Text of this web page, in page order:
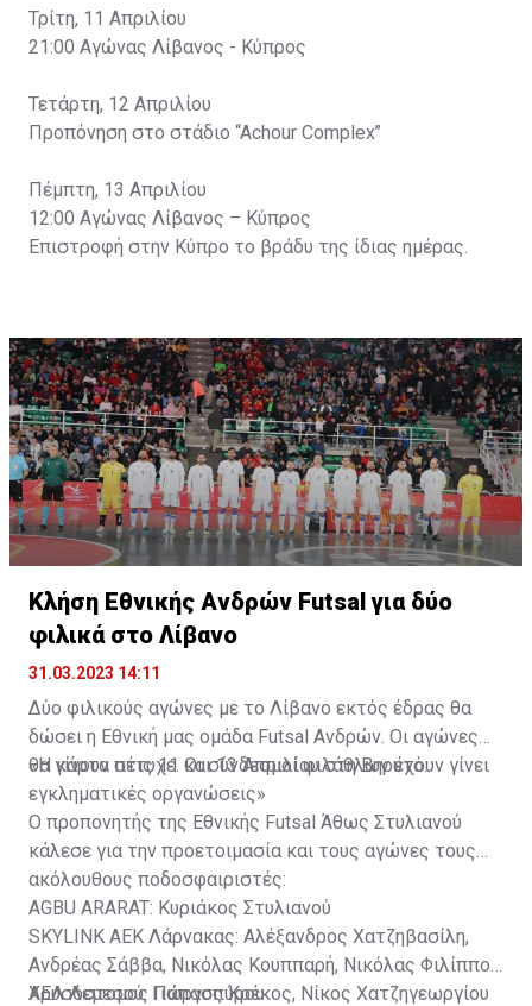
Τρίτη, 11 Απριλίου
21:00 Αγώνας Λίβανος - Κύπρος
Τετάρτη, 12 Απριλίου
Προπόνηση στο στάδιο ‘‘Achour Complex’’
Πέμπτη, 13 Απριλίου
12:00 Αγώνας Λίβανος – Κύπρος
Επιστροφή στην Κύπρο το βράδυ της ίδιας ημέρας.
Κλήση Εθνικής Ανδρών Futsal για δύο
φιλικά στο Λίβανο
31.03.2023 14:11
Δύο φιλικούς αγώνες με το Λίβανο εκτός έδρας θα
δώσει η Εθνική μας ομάδα Futsal Ανδρών. Οι αγώνες
θα γίνουν στις 11 και 13 Απριλίου στη Βηρυτό.
«Η κάρτα πέτυχε. Οι σύνδεσμοί φιλάθλων έχουν γίνει
εγκληματικές οργανώσεις»
Ο προπονητής της Εθνικής Futsal Άθως Στυλιανού
κάλεσε για την προετοιμασία και τους αγώνες τους
ακόλουθους ποδοσφαιριστές:
AGBU ARARAT: Κυριάκος Στυλιανού
SKYLINK ΑΕΚ Λάρνακας: Αλέξανδρος Χατζηβασίλη,
Ανδρέας Σάββα, Νικόλας Κουππαρή, Νικόλας Φιλίππου,
Χρυσόστομος Παπασπύρου
ΑΕΛ Λεμεσού: Γιώργος Κρέκος, Νίκος Χατζηγεωργίου